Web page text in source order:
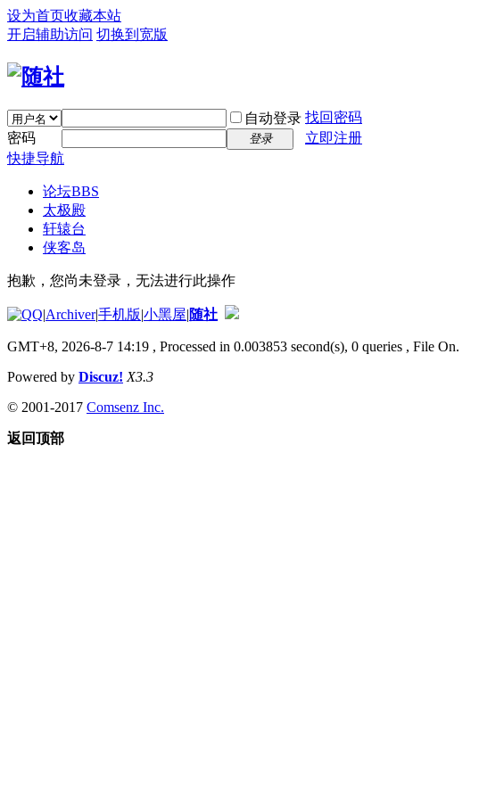
设为首页收藏本站
开启辅助访问 切换到宽版
自动登录 找回密码
密码
登录
立即注册
快捷导航
论坛BBS
太极殿
轩辕台
侠客岛
抱歉，您尚未登录，无法进行此操作
|Archiver|手机版|小黑屋|随社
GMT+8, 2026-8-7 14:19 , Processed in 0.003853 second(s), 0 queries , File On.
Powered by Discuz! X3.3
© 2001-2017 Comsenz Inc.
返回顶部